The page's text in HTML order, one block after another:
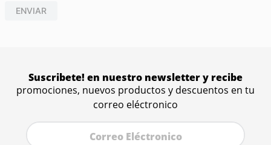
ENVIAR
Suscribete! en nuestro newsletter y recibe
promociones, nuevos productos y descuentos en tu
correo eléctronico